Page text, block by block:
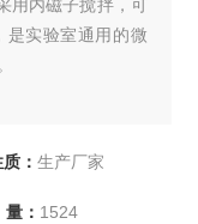
用内磁子搅拌，可
是实验室通用的微
： 生产厂家
： 1524